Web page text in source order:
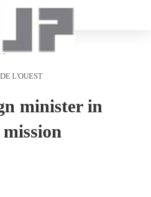
L'OUEST
minister in